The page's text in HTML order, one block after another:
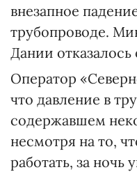
внезапное
трубопроводе.
Дании
Оператор
что давление в
содержавшем
несмотря на то,
работать, за ночь